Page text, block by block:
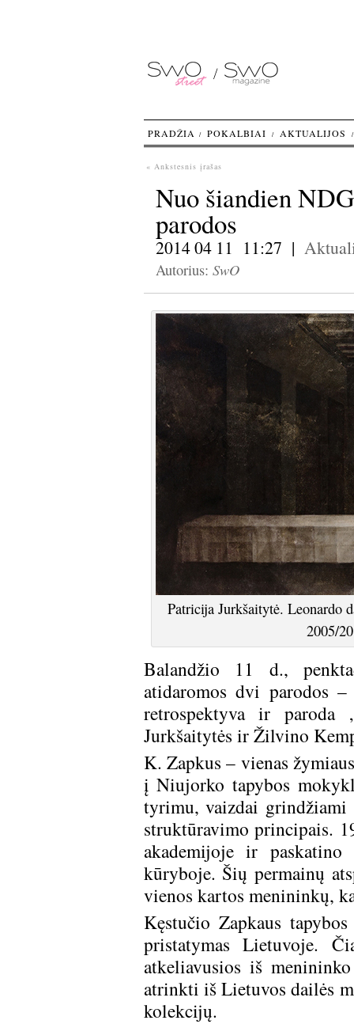
« Ankstesnis įrašas
Nuo šiandien
parodos
2014 04 11 11:27 |
Autorius: SwO
Patricija Jurkšaitytė. Leonardo
2005/
Balandžio 11 d.,
atidaromos dvi parodos
retrospektyva ir paroda
Jurkšaitytės ir Žilvino
K. Zapkus – vienas
į Niujorko tapybos
tyrimu, vaizdai
struktūravimo principais.
akademijoje ir
kūryboje. Šių permainų
vienos kartos menininkų,
Kęstučio Zapkaus
pristatymas Lietuvoje.
atkeliavusios iš
atrinkti iš Lietuvos dailės
kolekcijų.
PRADŽIA POKALBIAI AKTUALIJOS